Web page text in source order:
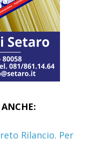
Rilancio. Per